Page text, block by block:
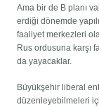
Ama bir de B planı
erdiği dönemde
faaliyet merkezleri
Rus ordusuna karşı
da yayacaklar.
Büyükşehir liberal
düzenleyebilmeleri